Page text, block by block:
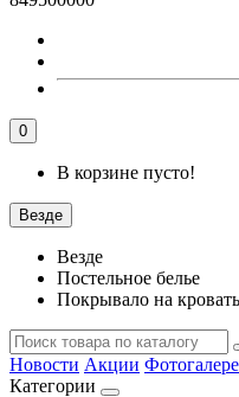
0
В корзине пусто!
Везде
Везде
Постельное белье
Покрывало на кровать
Новости Акции
Категории